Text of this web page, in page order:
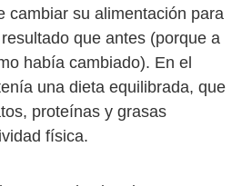
cambiar su alimentación para
que antes (porque a
había cambiado). En el
una dieta equilibrada, que
proteínas y grasas
física.